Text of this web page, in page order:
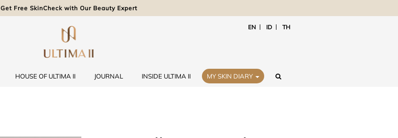
Get Free SkinCheck with Our Beauty Expert
EN ID TH
HOUSE OF ULTIMA II JOURNAL INSIDE ULTIMA II MY SKIN DIARY